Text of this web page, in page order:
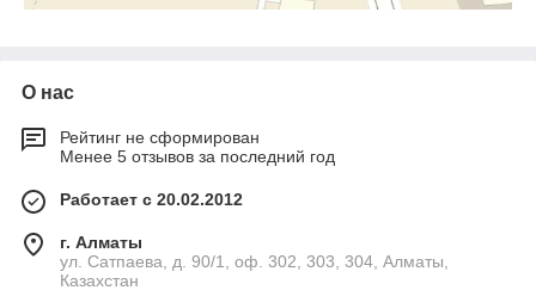
О нас
Рейтинг не сформирован
Менее 5 отзывов за последний год
Работает с 20.02.2012
г. Алматы
ул. Сатпаева, д. 90/1, оф. 302, 303, 304, Алматы,
Казахстан